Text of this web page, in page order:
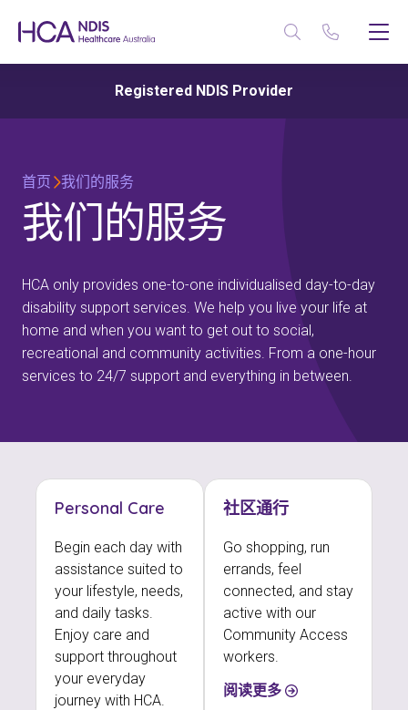
Registered NDIS Provider
首页 我们的服务
我们的服务
HCA only provides one-to-one individualised day-to-day
disability support services. We help you live your life at
home and when you want to get out to social,
recreational and community activities. From a one-hour
services to 24/7 support and everything in between.
Personal Care
Begin each day with
assistance suited to
your lifestyle, needs,
and daily tasks.
Enjoy care and
support throughout
your everyday
journey with HCA.
社区通行
Go shopping, run
errands, feel
connected, and stay
active with our
Community Access
workers.
阅读更多